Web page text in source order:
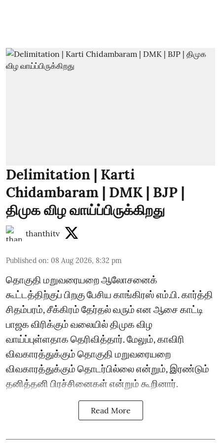
Delimitation | Karti
Chidambaram | DMK | BJP |
திமுக விழ வாய்ப்பிருக்கிறது
thanthitv
Published on: 08 Aug 2026, 8:32 pm
தொகுதி மறுவரையறை ஆலோசனைக்
கூட்டத்திற்குப் பிறகு பேசிய காங்கிரஸ் எம்.பி. கார்த்தி
சிதம்பரம், சீக்கிரம் தேர்தல் வரும் என ஆசை காட்டி
பாஜக விரிக்கும் வலையில் திமுக விழ
வாய்ப்புள்ளதாக தெரிவித்தார். மேலும், காவிரி
விவகாரத்துக்கும் தொகுதி மறுவரையறை
விவகாரத்துக்கும் தொடர்பில்லை என்றும், இரண்டும்
தனித்தனி பிரச்சினைகள் என்றும் கூறினார்.
Read More